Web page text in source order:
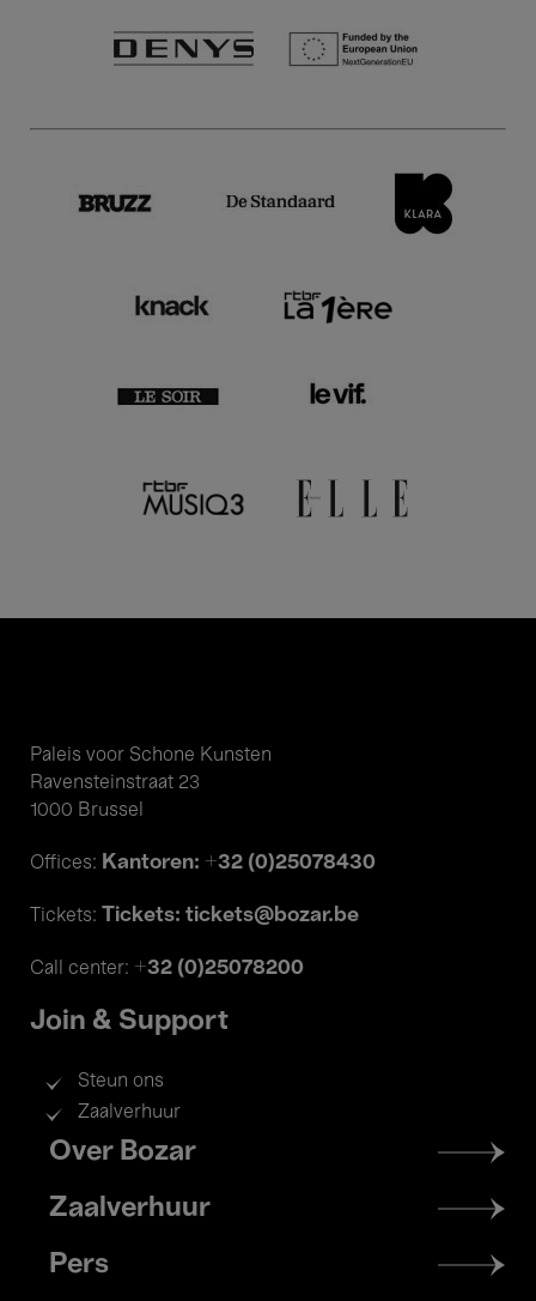
Paleis voor Schone Kunsten
Ravensteinstraat 23
1000 Brussel
Offices: Kantoren: +32 (0)25078430
Tickets: Tickets: tickets@bozar.be
Call center: +32 (0)25078200
Join & Support
Steun ons
Zaalverhuur
Footer
menu
Over Bozar
Zaalverhuur
Pers